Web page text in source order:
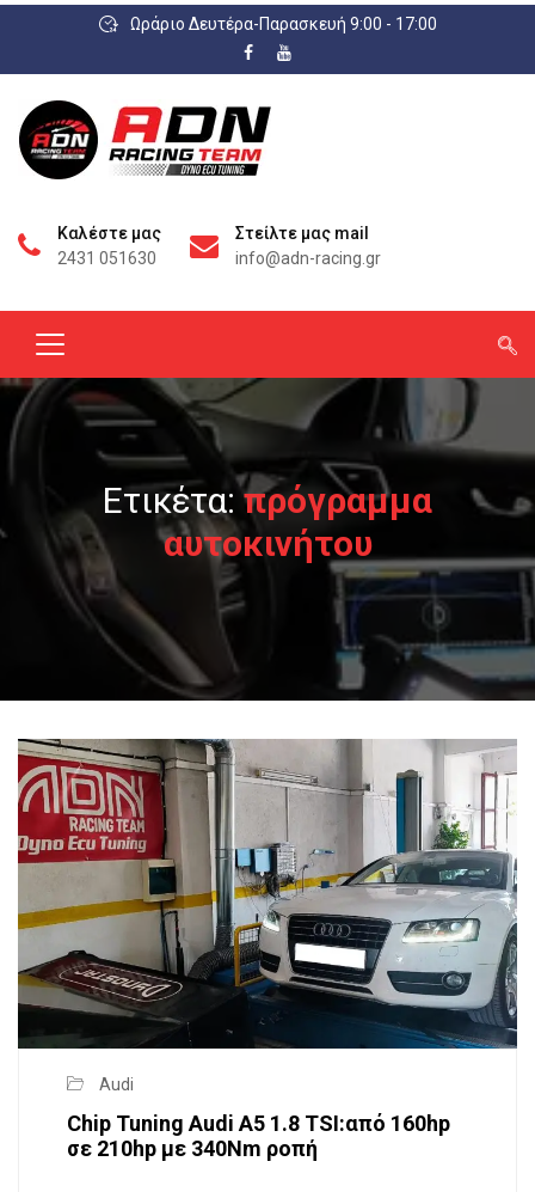
Ωράριο Δευτέρα-Παρασκευή 9:00 - 17:00
Καλέστε μας
2431 051630
Στείλτε μας mail
info@adn-racing.gr
Ετικέτα:πρόγραμμα
αυτοκινήτου
Audi
Chip Tuning Audi A5 1.8 TSI:από 160hp
σε 210hp με 340Nm ροπή